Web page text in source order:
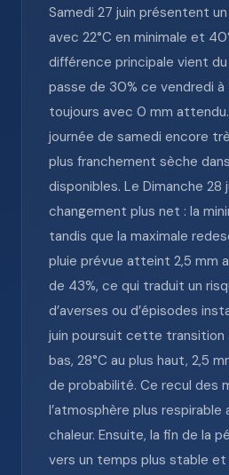
Samedi 27 juin présentent
avec 22°C en minimale et
différence principale vient
passe de 30% ce vendredi à
toujours avec 0 mm
journée de samedi encore
plus franchement sèche
disponibles. Le Dimanche 28
changement plus net : la
tandis que la maximale
pluie prévue atteint 2,5 mm
de 43%, ce qui traduit un
d’averses ou d’épisodes
juin poursuit cette transition
bas, 28°C au plus haut, 2,5
de probabilité. Ce recul des
l’atmosphère plus respirable
chaleur. Ensuite, la fin de la
vers un temps plus stable et